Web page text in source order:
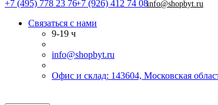
+7 (495) 778 23 76+7 (926) 412 74 08info@shopbyt.ru
Связаться с нами
9-19 ч
info@shopbyt.ru
Офис и склад: 143604, Московская